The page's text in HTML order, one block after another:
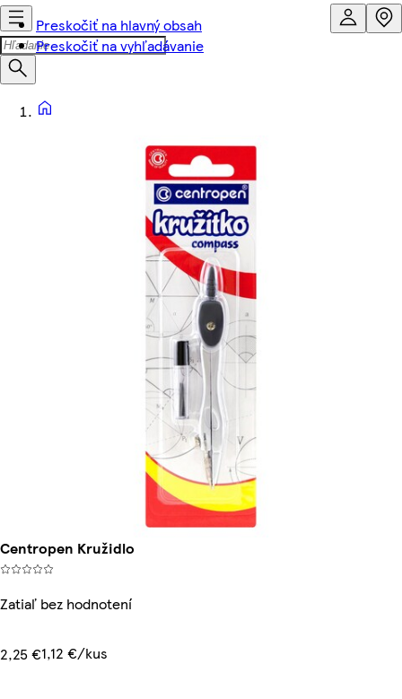
Preskočiť na hlavný obsah
Preskočiť na vyhľadávanie
Centropen Kružidlo
Zatiaľ bez hodnotení
2,25 €1,12 €/kus